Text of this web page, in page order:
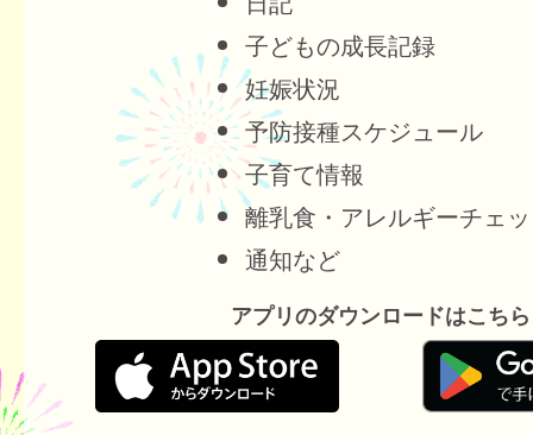
子どもの成長記録
妊娠状況
予防接種スケジュール
子育て情報
離乳食・アレルギーチェ
通知など
アプリのダウンロードはこちら